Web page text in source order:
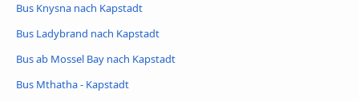
Bus Knysna nach Kapstadt
Bus Ladybrand nach Kapstadt
Bus ab Mossel Bay nach Kapstadt
Bus Mthatha - Kapstadt